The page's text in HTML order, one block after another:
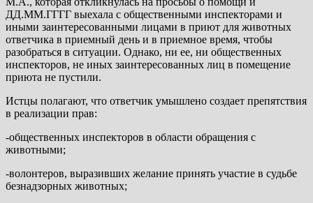
ДД.ММ.ГГГГ выехала с общественными инспекторами и
иными заинтересованными лицами в приют для животных
ответчика в приемный день и в приемное время, чтобы
разобраться в ситуации. Однако, ни ее, ни общественных
инспекторов, не иных заинтересованных лиц в помещение
приюта не пустили.
Истцы полагают, что ответчик умышлено создает препятствия
в реализации прав:
-общественных инспекторов в области обращения с
животными;
-волонтеров, выразивших желание принять участие в судьбе
безнадзорных животных;